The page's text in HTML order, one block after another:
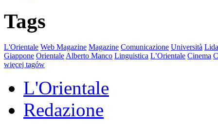
Tags
L'Orientale Web Magazine Magazine Comunicazione Università
Giappone Orientale Alberto Manco Linguistica L’Orientale Cinema
więcej tagów
L'Orientale
Redazione